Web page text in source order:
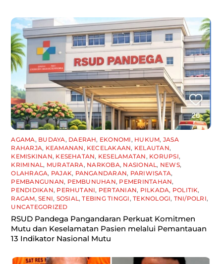
AGAMA, BUDAYA, DAERAH, EKONOMI, HUKUM, JASA
RAHARJA, KEAMANAN, KECELAKAAN, KELAUTAN,
KEMISKINAN, KESEHATAN, KESELAMATAN, KORUPSI,
KRIMINAL, MURATARA, NARKOBA, NASIONAL, NEWS,
OLAHRAGA, PAJAK, PANGANDARAN, PARIWISATA,
PEMBANGUNAN, PEMBUNUHAN, PEMERINTAHAN,
PENDIDIKAN, PERHUTANI, PERTANIAN, PILKADA, POLITIK,
RAGAM,SENI, SOSIAL,TEBING TINGGI,TEKNOLOGI, TNI/POLRI,
UNCATEGORIZED
RSUD Pandega Pangandaran Perkuat Komitmen
Mutu dan Keselamatan Pasien melalui Pemantauan
13 Indikator Nasional Mutu